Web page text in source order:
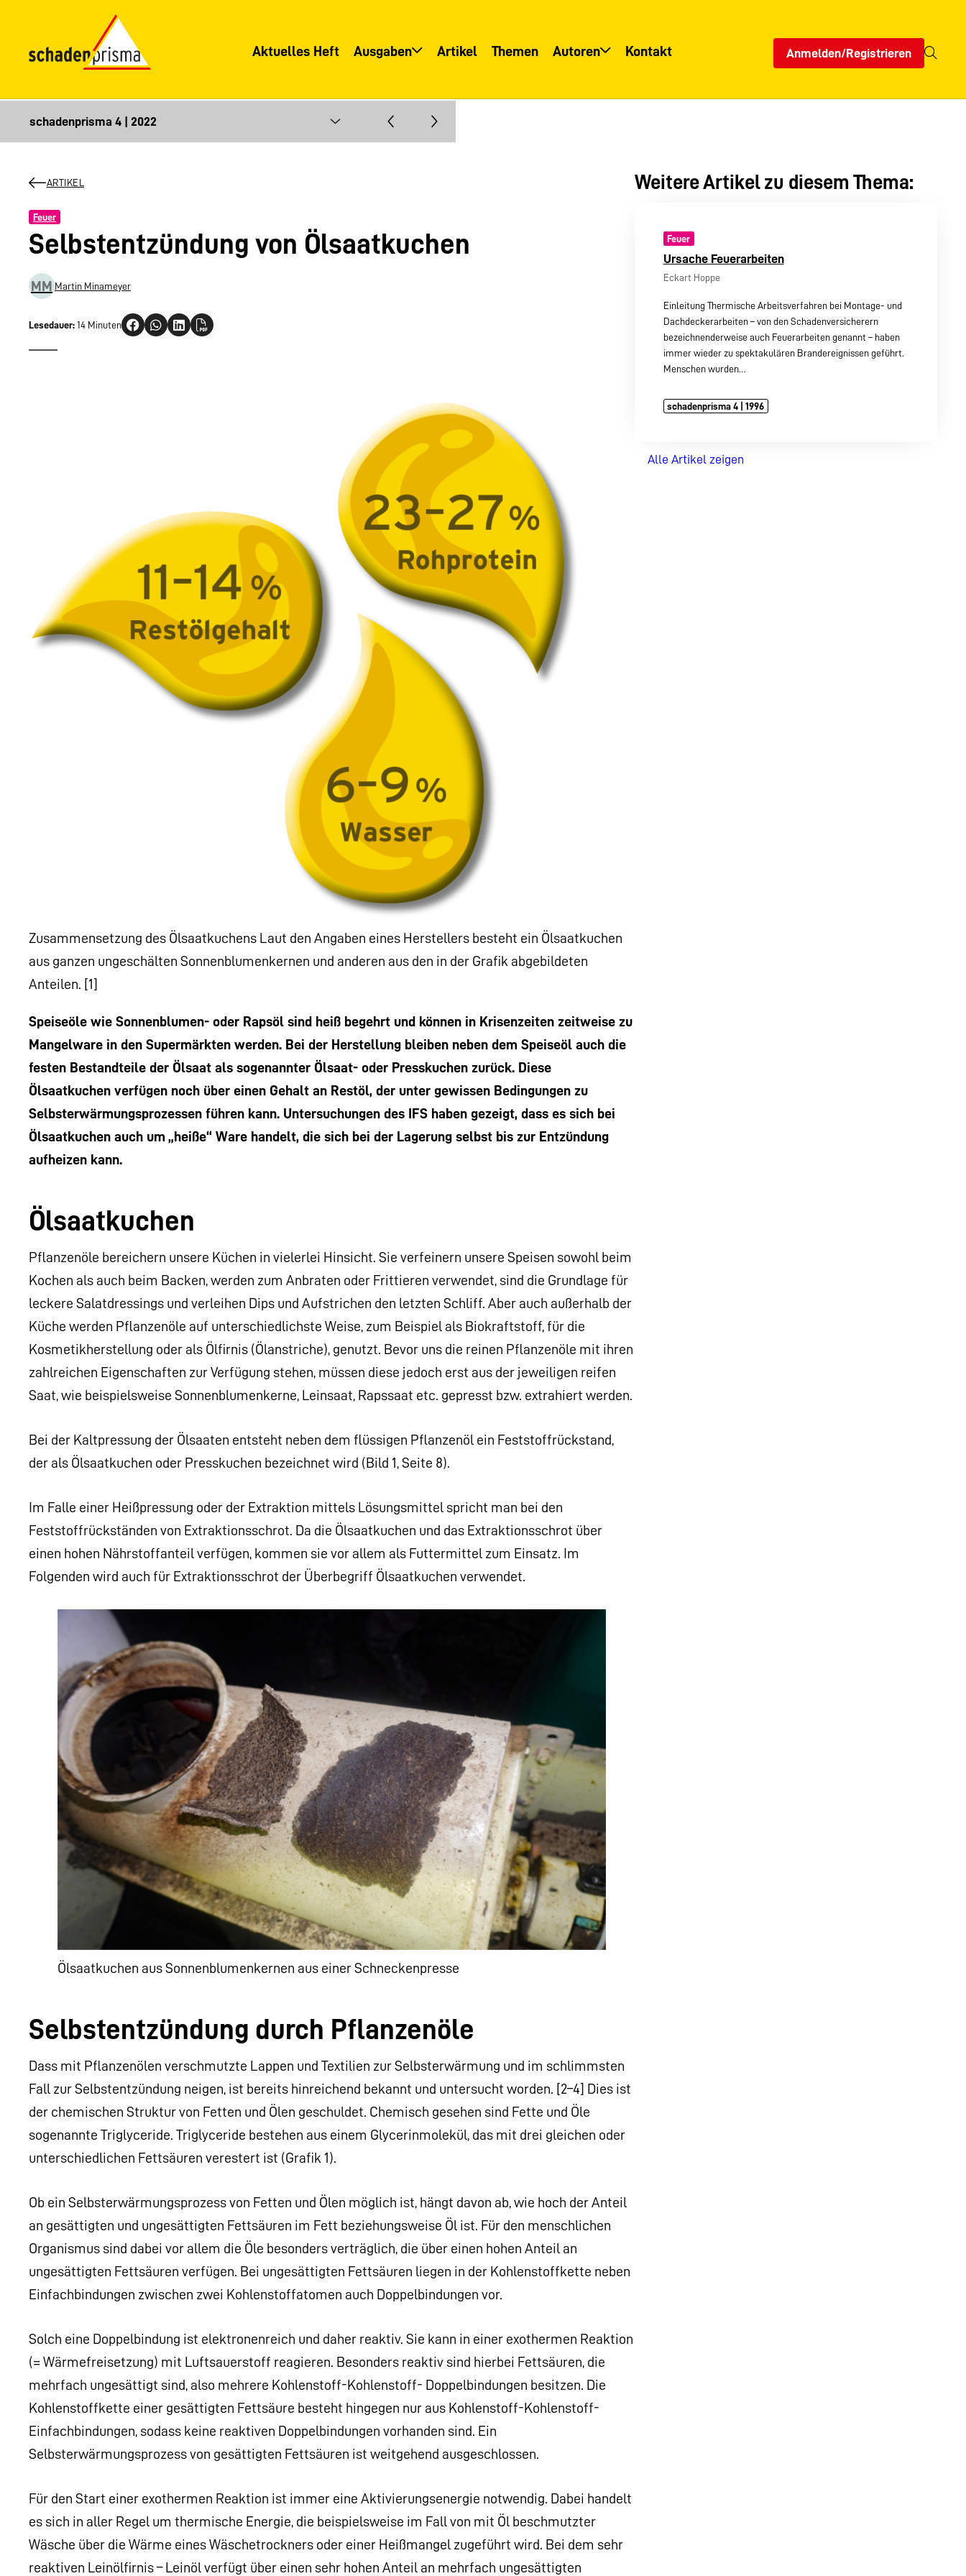
Aktuelles Heft Ausgaben
Informationsservice
Artikel Themen Autoren Kontakt Anmelden/Registrieren
ARTIKEL
Feuer
Selbstentzündung von Ölsaatkuchen
MM Martin Minameyer
Lesedauer: 14 Minuten
Zusammensetzung des Ölsaatkuchens Laut den Angaben eines Herstellers besteht ein Ölsaatkuchen
aus ganzen ungeschälten Sonnenblumenkernen und anderen aus den in der Grafik abgebildeten
Anteilen. [1]
Speiseöle wie Sonnenblumen- oder Rapsöl sind heiß begehrt und können in Krisenzeiten zeitweise zu
Mangelware in den Supermärkten werden. Bei der Herstellung bleiben neben dem Speiseöl auch die
festen Bestandteile der Ölsaat als sogenannter Ölsaat- oder Presskuchen zurück. Diese
Ölsaatkuchen verfügen noch über einen Gehalt an Restöl, der unter gewissen Bedingungen zu
Selbsterwärmungsprozessen führen kann. Untersuchungen des IFS haben gezeigt, dass es sich bei
Ölsaatkuchen auch um „heiße“ Ware handelt, die sich bei der Lagerung selbst bis zur Entzündung
aufheizen kann.
Ölsaatkuchen
Pflanzenöle bereichern unsere Küchen in vielerlei Hinsicht. Sie verfeinern unsere Speisen sowohl beim
Kochen als auch beim Backen, werden zum Anbraten oder Frittieren verwendet, sind die Grundlage für
leckere Salatdressings und verleihen Dips und Aufstrichen den letzten Schliff. Aber auch außerhalb der
Küche werden Pflanzenöle auf unterschiedlichste Weise, zum Beispiel als Biokraftstoff, für die
Kosmetikherstellung oder als Ölfirnis (Ölanstriche), genutzt. Bevor uns die reinen Pflanzenöle mit ihren
zahlreichen Eigenschaften zur Verfügung stehen, müssen diese jedoch erst aus der jeweiligen reifen
Saat, wie beispielsweise Sonnenblumenkerne, Leinsaat, Rapssaat etc. gepresst bzw. extrahiert werden.
Bei der Kaltpressung der Ölsaaten entsteht neben dem flüssigen Pflanzenöl ein Feststoffrückstand,
der als Ölsaatkuchen oder Presskuchen bezeichnet wird (Bild 1, Seite 8).
Im Falle einer Heißpressung oder der Extraktion mittels Lösungsmittel spricht man bei den
Feststoffrückständen von Extraktionsschrot. Da die Ölsaatkuchen und das Extraktionsschrot über
einen hohen Nährstoffanteil verfügen, kommen sie vor allem als Futtermittel zum Einsatz. Im
Folgenden wird auch für Extraktionsschrot der Überbegriff Ölsaatkuchen verwendet.
Ölsaatkuchen aus Sonnenblumenkernen aus einer Schneckenpresse
Selbstentzündung durch Pflanzenöle
Dass mit Pflanzenölen verschmutzte Lappen und Textilien zur Selbsterwärmung und im schlimmsten
Fall zur Selbstentzündung neigen, ist bereits hinreichend bekannt und untersucht worden. [2–4] Dies ist
der chemischen Struktur von Fetten und Ölen geschuldet. Chemisch gesehen sind Fette und Öle
sogenannte Triglyceride. Triglyceride bestehen aus einem Glycerinmolekül, das mit drei gleichen oder
unterschiedlichen Fettsäuren verestert ist (Grafik 1).
Ob ein Selbsterwärmungsprozess von Fetten und Ölen möglich ist, hängt davon ab, wie hoch der Anteil
an gesättigten und ungesättigten Fettsäuren im Fett beziehungsweise Öl ist. Für den menschlichen
Organismus sind dabei vor allem die Öle besonders verträglich, die über einen hohen Anteil an
ungesättigten Fettsäuren verfügen. Bei ungesättigten Fettsäuren liegen in der Kohlenstoffkette neben
Einfachbindungen zwischen zwei Kohlenstoffatomen auch Doppelbindungen vor.
Solch eine Doppelbindung ist elektronenreich und daher reaktiv. Sie kann in einer exothermen Reaktion
(= Wärmefreisetzung) mit Luftsauerstoff reagieren. Besonders reaktiv sind hierbei Fettsäuren, die
mehrfach ungesättigt sind, also mehrere Kohlenstoff-Kohlenstoff- Doppelbindungen besitzen. Die
Kohlenstoffkette einer gesättigten Fettsäure besteht hingegen nur aus Kohlenstoff-Kohlenstoff-
Einfachbindungen, sodass keine reaktiven Doppelbindungen vorhanden sind. Ein
Selbsterwärmungsprozess von gesättigten Fettsäuren ist weitgehend ausgeschlossen.
Für den Start einer exothermen Reaktion ist immer eine Aktivierungsenergie notwendig. Dabei handelt
es sich in aller Regel um thermische Energie, die beispielsweise im Fall von mit Öl beschmutzter
Wäsche über die Wärme eines Wäschetrockners oder einer Heißmangel zugeführt wird. Bei dem sehr
reaktiven Leinölfirnis – Leinöl verfügt über einen sehr hohen Anteil an mehrfach ungesättigten
Weitere Artikel zu diesem Thema:
Feuer
Ursache Feuerarbeiten
Eckart Hoppe
Einleitung Thermische Arbeitsverfahren bei Montage- und
Dachdeckerarbeiten – von den Schadenversicherern
bezeichnenderweise auch Feuerarbeiten genannt – haben
immer wieder zu spektakulären Brandereignissen geführt.
Menschen wurden…
schadenprisma 4 | 1996
Alle Artikel zeigen